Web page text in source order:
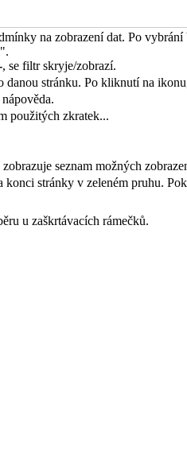
na zobrazení dat. Po
, se filtr skryje/zobrazí.
stránku. Po kliknutí na
použitých zkratek...
seznam možných
stránky v zeleném pruhu.
u zaškrtávacích rámečků.